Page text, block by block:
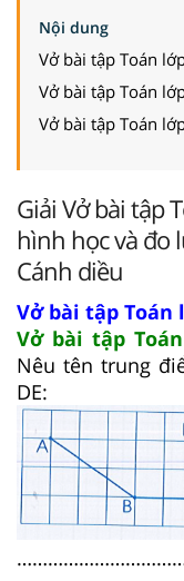
Nội dung
Vở bài tập Toán
Vở bài tập Toán
Vở bài tập Toán
Giải Vở bài tập
hình học và đo
Cánh diều
Vở bài tập Toán
Vở bài tập
Nêu tên trung
DE: